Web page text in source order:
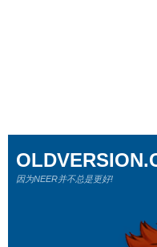
因为NEER并不总是更好!